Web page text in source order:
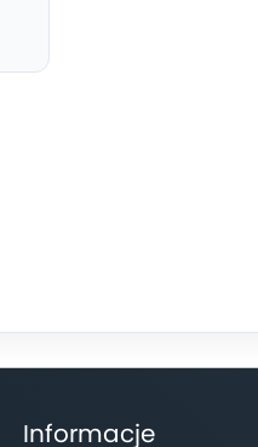
Informacje